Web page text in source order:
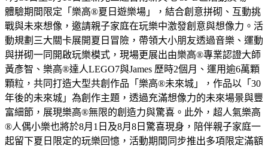
體驗期間限定「樂高®夏日遊樂場」，結合創意拼砌、互動挑
戰與未來想像，邀請親子家庭在玩樂中激發創意與想像力。活
動規劃三大關卡展開夏日冒險，帶領大小朋友透過音樂、運動
與拼砌一同開啟玩樂模式，現場更展出由樂高®專業認證大師
黃彥智、樂高®達人LEGO7與James 歷時2個月、運用逾6萬顆
顆粒，共同打造大型共創作品「樂高®未來城」，作品以「30
年後的未來城」為創作主題，透過充滿想像力的未來場景與豐
富細節，展現樂高®無限的創造力與驚喜。此外，超人氣樂高
®人偶小樂也將於8月1日及8月8日驚喜現身，陪伴親子家庭一
起留下夏日限定的玩樂回憶，活動期間同步推出多項限定滿額